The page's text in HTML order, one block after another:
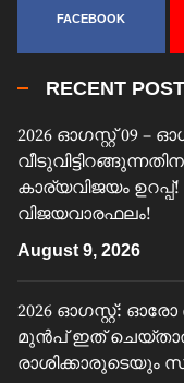
FACEBOOK
RECENT
2026 ഓഗസ്റ്റ് 09 –
കാര്യവിജയം
വിജയവാരഫലം!
August 9, 2026
2026 ഓഗസ്റ്റ്: ഓരോ
മുൻപ് ഇത് ചെയ്താൽ
രാശിക്കാരുടെയും